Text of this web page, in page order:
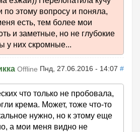
этому вопросу и поняла,
есть, тем более мои
и заметные, но не глубокие
у них скромные...
Offline Пнд, 27.06.2016 - 14:07 #
что только не пробовала,
крема. Может, тоже что-то
нужно, но к этому еще
а мои меня видно не